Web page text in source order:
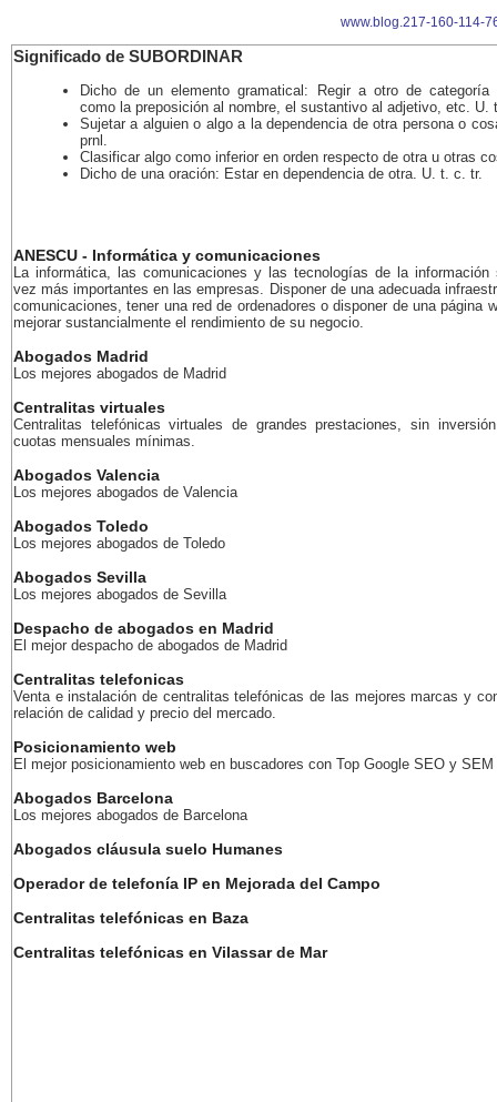
www.blog.217-160-114-
Significado de SUBORDINAR
Dicho de un elemento gramatical: Regir a otro de categoría
como la preposición al nombre, el sustantivo al adjetivo, etc. U.
Sujetar a alguien o algo a la dependencia de otra persona o
prnl.
Clasificar algo como inferior en orden respecto de otra u otras
Dicho de una oración: Estar en dependencia de otra. U. t. c. tr.
ANESCU - Informática y comunicaciones
La informática, las comunicaciones y las tecnologías de la información
vez más importantes en las empresas. Disponer de una adecuada
comunicaciones, tener una red de ordenadores o disponer de una página
mejorar sustancialmente el rendimiento de su negocio.
Abogados Madrid
Los mejores abogados de Madrid
Centralitas virtuales
Centralitas telefónicas virtuales de grandes prestaciones, sin
cuotas mensuales mínimas.
Abogados Valencia
Los mejores abogados de Valencia
Abogados Toledo
Los mejores abogados de Toledo
Abogados Sevilla
Los mejores abogados de Sevilla
Despacho de abogados en Madrid
El mejor despacho de abogados de Madrid
Centralitas telefonicas
Venta e instalación de centralitas telefónicas de las mejores marcas y
relación de calidad y precio del mercado.
Posicionamiento web
El mejor posicionamiento web en buscadores con Top Google SEO y SEM
Abogados Barcelona
Los mejores abogados de Barcelona
Abogados cláusula suelo Humanes
Operador de telefonía IP en Mejorada del Campo
Centralitas telefónicas en Baza
Centralitas telefónicas en Vilassar de Mar